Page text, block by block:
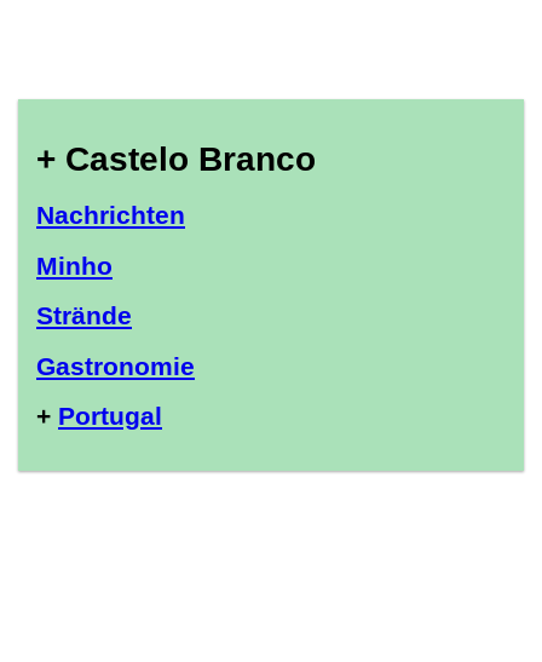
+ Castelo Branco
Nachrichten
Minho
Strände
Gastronomie
+ Portugal